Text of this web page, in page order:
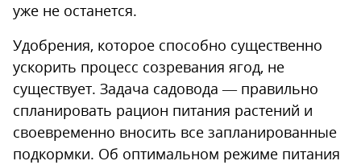
уже не останется.
Удобрения, которое способно существенно
ускорить процесс созревания ягод, не
существует. Задача садовода — правильно
спланировать рацион питания растений и
своевременно вносить все запланированные
подкормки. Об оптимальном режиме питания